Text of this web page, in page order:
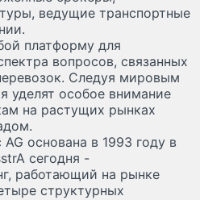
ведущие транспортные
платформу для
вопросов, связанных
Следуя мировым
уделят особое внимание
на растущих рынках
основана в 1993 году в
сегодня -
работающий на рынке
структурных